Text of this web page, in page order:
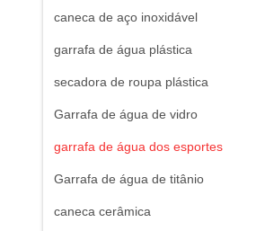
caneca de aço inoxidável
garrafa de água plástica
secadora de roupa plástica
Garrafa de água de vidro
garrafa de água dos esportes
Garrafa de água de titânio
caneca cerâmica